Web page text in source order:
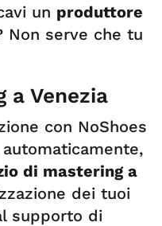
un produttore
Non serve che tu
a Venezia
con NoShoes
di mastering a
dei tuoi
supporto di